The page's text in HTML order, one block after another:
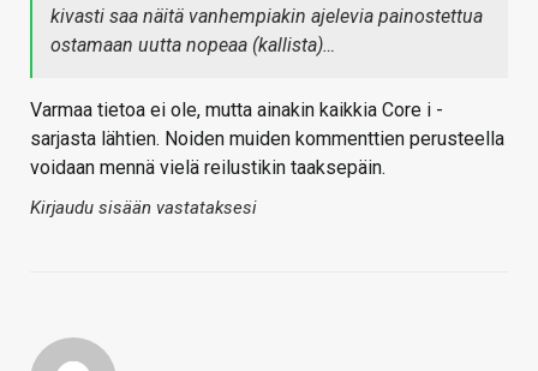
kivasti saa näitä vanhempiakin ajelevia painostettua
ostamaan uutta nopeaa (kallista)…
Varmaa tietoa ei ole, mutta ainakin kaikkia Core i -
sarjasta lähtien. Noiden muiden kommenttien perusteella
voidaan mennä vielä reilustikin taaksepäin.
Kirjaudu sisään vastataksesi